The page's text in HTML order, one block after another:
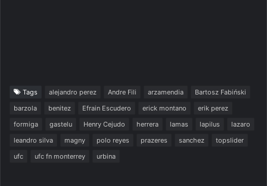
Tags alejandro perez Andre Fili arzamendia
Bartosz Fabiński
barzola
benitez Efrain Escudero erick montano
erik perez
formiga
gastelu Henry Cejudo herrera lamas lapilus
lazaro
leandro silva
magny polo reyes prazeres sanchez
topslider
ufc
ufc fn monterrey urbina